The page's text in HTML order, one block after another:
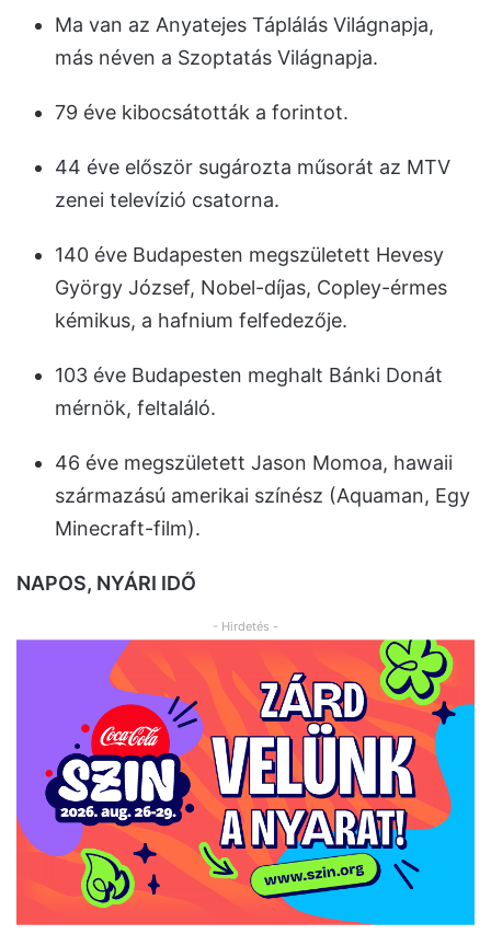
Ma van az Anyatejes Táplálás Világnapja,
más néven a Szoptatás Világnapja.
79 éve kibocsátották a forintot.
44 éve először sugározta műsorát az MTV
zenei televízió csatorna.
140 éve Budapesten megszületett Hevesy
György József, Nobel-díjas, Copley-érmes
kémikus, a hafnium felfedezője.
103 éve Budapesten meghalt Bánki Donát
mérnök, feltaláló.
46 éve megszületett Jason Momoa, hawaii
származású amerikai színész (Aquaman, Egy
Minecraft-film).
NAPOS, NYÁRI IDŐ
- Hirdetés -